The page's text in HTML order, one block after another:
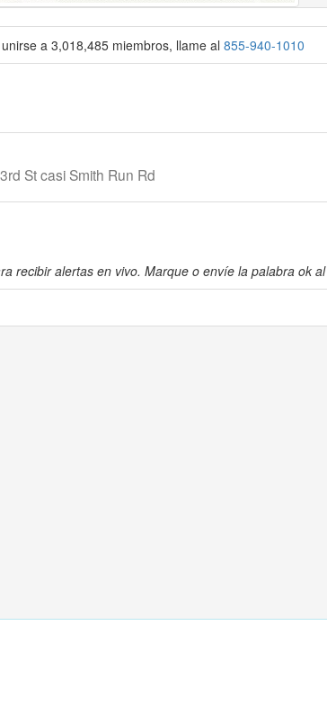
a 3,018,485 miembros, llame al 855-940-1010
St casi Smith Run Rd
recibir alertas en vivo. Marque o envíe la palabra ok al